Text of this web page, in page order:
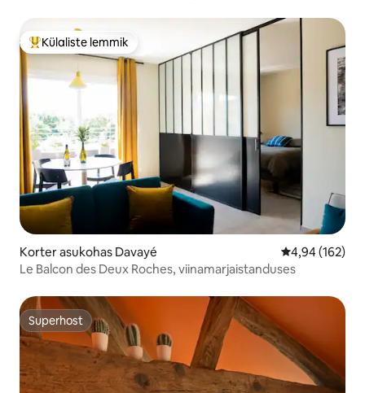
Külaliste suur lemmik
Külaliste lemmik
Korter asukohas Davayé Keskmine
4,94 (162)
Le Balcon des Deux Roches, viinamarjaistanduses
Superhost
Superhost